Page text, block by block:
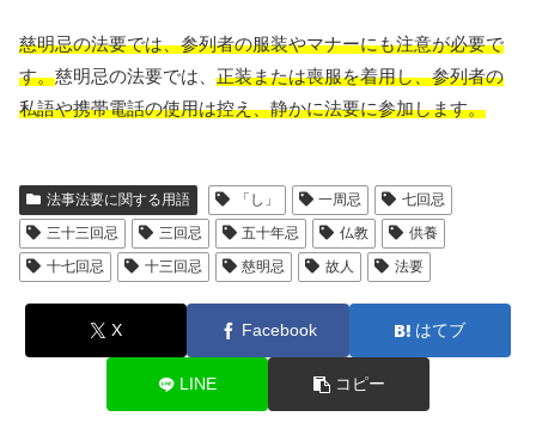
慈明忌の法要では、参列者の服装やマナーにも注意が必要で
す。慈明忌の法要では、 正装または喪服を着用し、参列者の
私語や携帯電話の使用は控え、静かに法要に参加します。
法事法要に関する用語 「し」 一周忌
七回忌
三十三回忌
三回忌 五十年忌 仏教
供養
十七回忌
十三回忌 慈明忌 故人 法要
X Facebook はてブ
LINE コピー